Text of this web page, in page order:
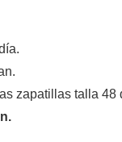
zapatillas talla 48